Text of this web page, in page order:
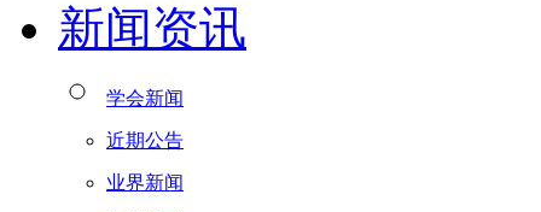
新闻资讯
学会新闻
近期公告
业界新闻